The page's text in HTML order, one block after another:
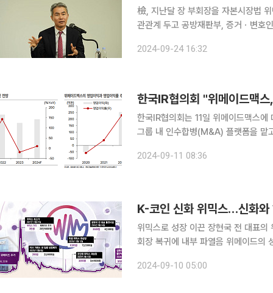
檢, 지난달 장 부회장을 자본시장법
관관계 두고 공방재판부, 증거ㆍ변호인 의견서
장현국 위메이드 부회장의 첫 공판이
2024-09-24 16:32
한국IR협의회는 11일 위메이드맥스
그룹 내 인수합병(M&A) 플랫폼을 맡
을 수행하며 내부 및 외부 개발사를
2024-09-11 08:36
K-코인 신화 위믹스…신화와
위믹스로 성장 이끈 장현국 전 대표
회장 복귀에 내부 파열음 위메이드의 성장은 블록체인 프로젝트 위믹스(WEMIX)의 탄생으로 갈린
른 가파른 성장세를 보였다. 정 전 대
2024-09-10 05:00